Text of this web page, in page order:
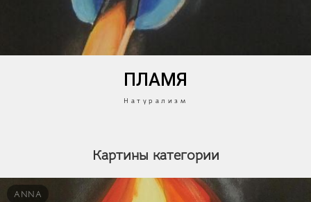
ПЛАМЯ
Натурализм
Картины категории
ANNA